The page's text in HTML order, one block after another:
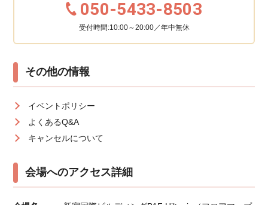
050-5433-8503
受付時間:10:00～20:00／年中無休
その他の情報
イベントポリシー
よくあるQ&A
キャンセルについて
会場へのアクセス詳細